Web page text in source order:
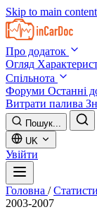
Skip to main content
Про додаток
Огляд
Спільнота
Форуми Останні
Витрати палива
Пошук...
UK
Увійти
Головна /
2003-2007